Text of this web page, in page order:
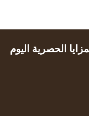
الحصرية اليوم